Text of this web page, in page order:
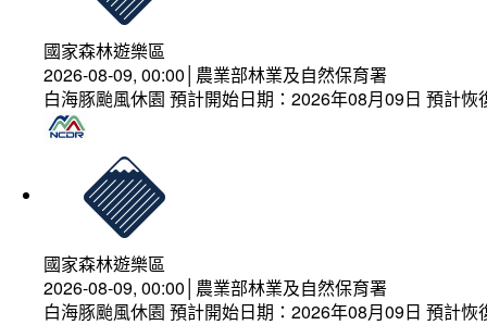
國家森林遊樂區
2026-08-09, 00:00│農業部林業及自然保育署
白海豚颱風休園 預計開始日期：2026年08月09日 預計
國家森林遊樂區
2026-08-09, 00:00│農業部林業及自然保育署
白海豚颱風休園 預計開始日期：2026年08月09日 預計